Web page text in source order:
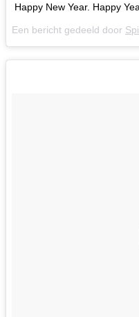
Happy New Year. Happy
Een bericht gedeeld door